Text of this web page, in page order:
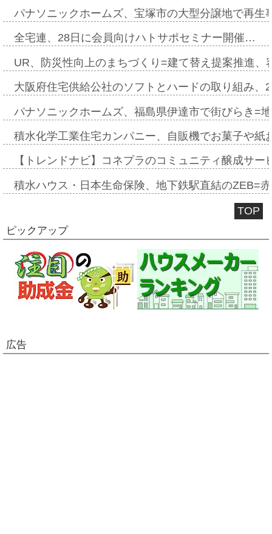
パナソニックホームズ、宝塚市の大型分譲地で再
全宅連、28日に会員向けハトサポセミナー開催…
UR、防災性向上のまちづくり=建て替え提案推進
大阪府住宅供給公社のソフトとハードの取り組み
パナソニックホームズ、福島県伊達市で街びらき=
積水化学工業住宅カンパニー、自販機でお菓子や
【トレンドナビ】コネプラのコミュニティ醸成サ
積水ハウス・日本生命保険、地下鉄駅直結のZEB=
TOP
ピックアップ
広告